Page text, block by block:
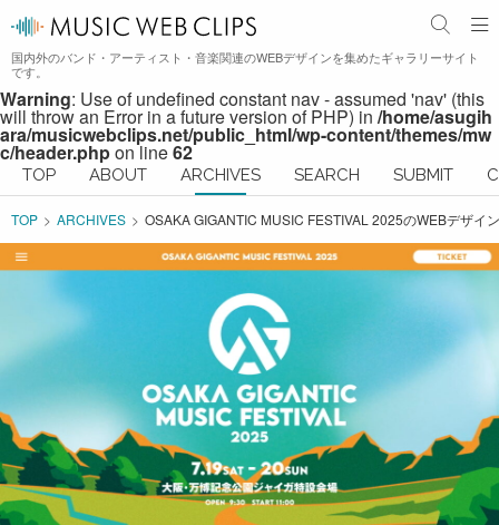
国内外のバンド・アーティスト・音楽関連のWEBデザインを集めたギャラリーサイト
です。
Warning: Use of undefined constant nav - assumed 'nav' (this
will throw an Error in a future version of PHP) in /home/asugih
ara/musicwebclips.net/public_html/wp-content/themes/mw
c/header.phpon line62
TOP ABOUT ARCHIVES SEARCH SUBMIT
TOP ARCHIVES OSAKA GIGANTIC MUSIC FESTIVAL 2025のWEBデザイン